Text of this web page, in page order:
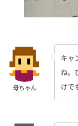
母ちゃん
キャ
ね。
けで